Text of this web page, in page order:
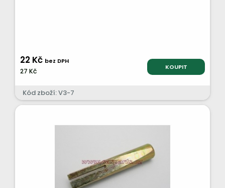
22 Kč bez DPH
27 Kč KOUPIT
Kód zboží: V3-7